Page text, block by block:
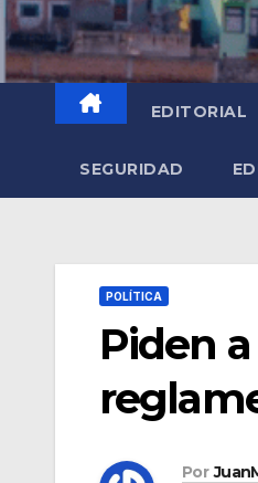
EDITORIAL
SEGURIDAD
POLÍTICA
Piden
Por